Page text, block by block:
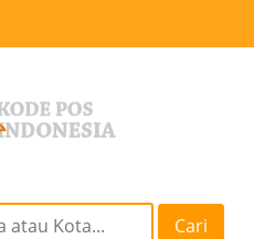
Cari